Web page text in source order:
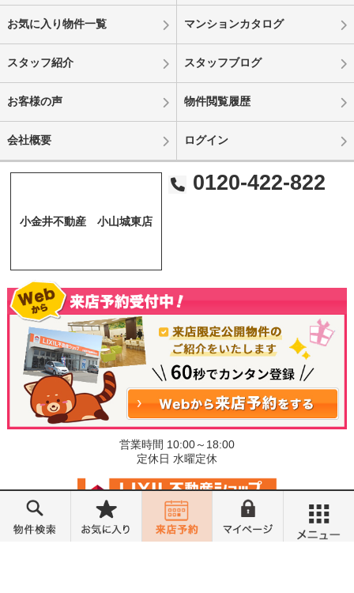
お気に入り物件一覧 マンションカタログ
スタッフ紹介 スタッフブログ
お客様の声 物件閲覧履歴
会社概要 ログイン
小金井不動産 小山城東店
0120-422-822
営業時間 10:00～18:00
定休日 水曜定休
©小金井不動産売買部 小山城東店